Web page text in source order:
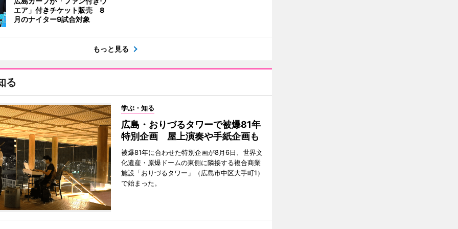
エア」付きチケット販売 8
月のナイター9試合対象
もっと見る
る
学ぶ・知る
広島・おりづるタワーで被爆81年
特別企画 屋上演奏や手紙企画も
被爆81年に合わせた特別企画が8月6日、世界文
化遺産・原爆ドームの東側に隣接する複合商業
施設「おりづるタワー」（広島市中区大手町1）
で始まった。